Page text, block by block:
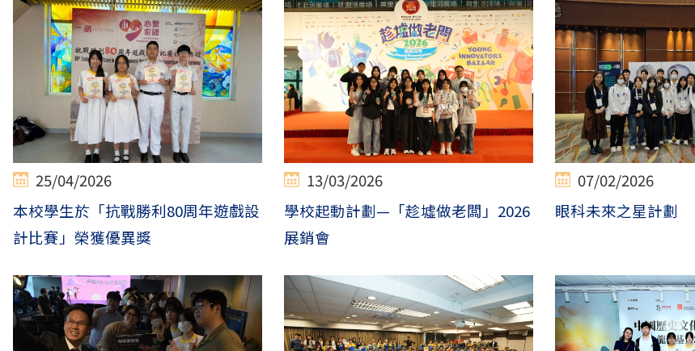
25/04/2026
本校學生於「抗戰勝利80周年遊戲設
計比賽」榮獲優異獎
13/03/2026
學校起動計劃—「趁墟做老闆」2026
展銷會
07/02/2026
眼科未來之星計劃